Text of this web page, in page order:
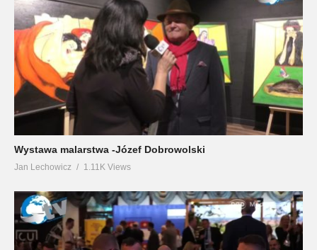
Wystawa malarstwa -Józef Dobrowolski
Jan Lechowicz 1.11K Views